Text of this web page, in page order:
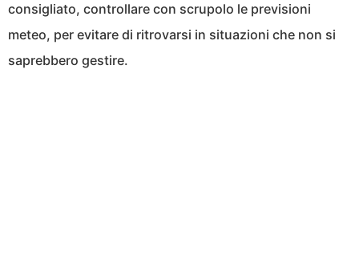
consigliato, controllare con scrupolo le previsioni
meteo, per evitare di ritrovarsi in situazioni che non si
saprebbero gestire.